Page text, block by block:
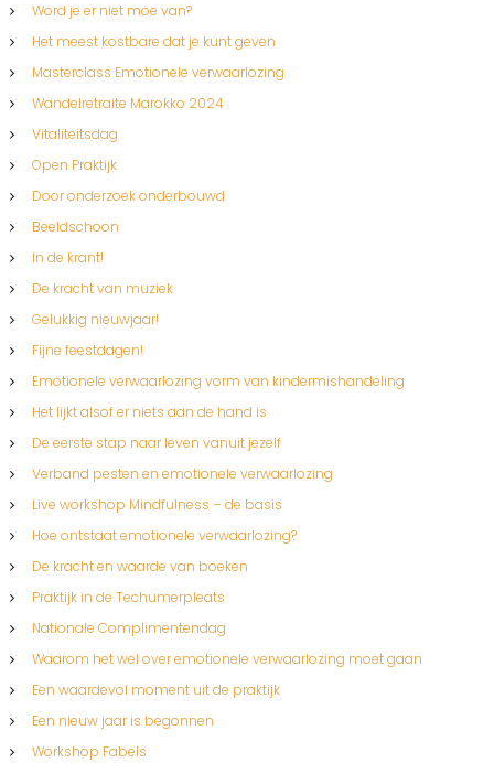
Word je er niet moe van?
Het meest kostbare dat je kunt geven
Masterclass Emotionele verwaarlozing
Wandelretraite Marokko 2024
Vitaliteitsdag
Open Praktijk
Door onderzoek onderbouwd
Beeldschoon
In de krant!
De kracht van muziek
Gelukkig nieuwjaar!
Fijne feestdagen!
Emotionele verwaarlozing vorm van kindermishandeling
Het lijkt alsof er niets aan de hand is
De eerste stap naar leven vanuit jezelf
Verband pesten en emotionele verwaarlozing
Live workshop Mindfulness – de basis
Hoe ontstaat emotionele verwaarlozing?
De kracht en waarde van boeken
Praktijk in de Techumerpleats
Nationale Complimentendag
Waarom het wel over emotionele verwaarlozing moet gaan
Een waardevol moment uit de praktijk
Een nieuw jaar is begonnen
Workshop Fabels